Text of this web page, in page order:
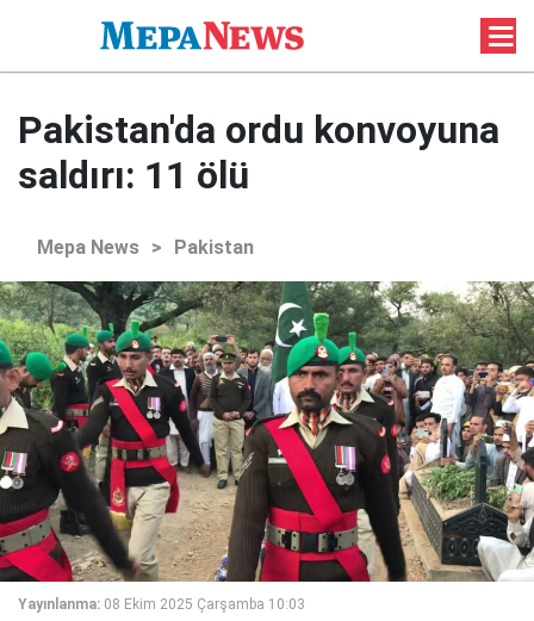
Pakistan'da ordu konvoyuna
saldırı: 11 ölü
Mepa News > Pakistan
Yayınlanma: 08 Ekim 2025 Çarşamba 10:03